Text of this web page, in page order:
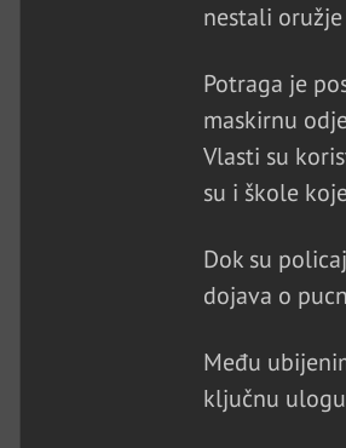
nestali
Potraga je
maskirnu
Vlasti su
su i škole
Dok su
dojava o
Među
ključnu